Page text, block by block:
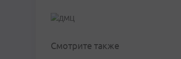
Смотрите также